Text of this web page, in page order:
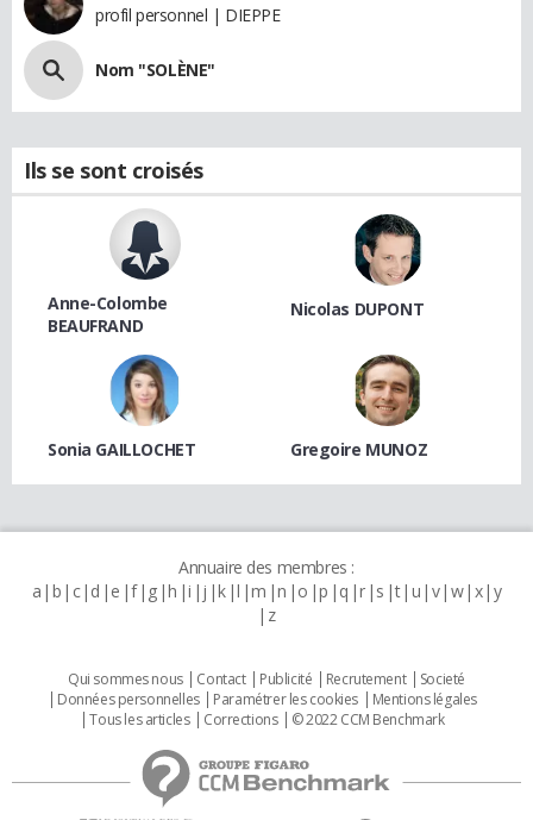
profil personnel | DIEPPE
Nom "SOLÈNE"
Ils se sont croisés
Anne-Colombe
BEAUFRAND
Nicolas DUPONT
Sonia GAILLOCHET Gregoire MUNOZ
Annuaire des membres :
a b c d e f g h i j k l m n o p q r s t u v w x y
z
Qui sommes nous Contact Publicité Recrutement
Societé
Données personnelles
Paramétrer les cookies
Mentions légales
Tous les articles
Corrections © 2022 CCM Benchmark